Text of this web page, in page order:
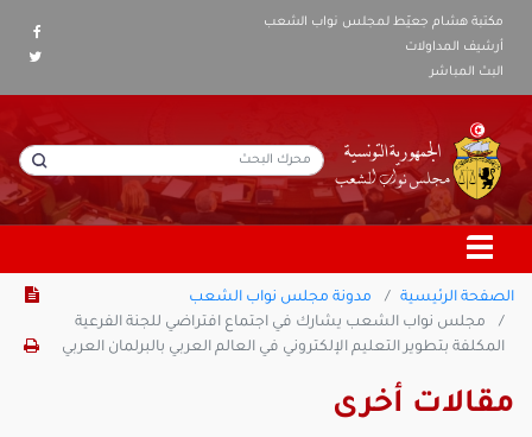
مكتبة هشام جعيّط لمجلس نواب الشعب
أرشيف المداولات
البث المباشر
الصفحة الرئيسية
مدونة مجلس نواب الشعب
مجلس نواب الشعب يشارك في اجتماع افتراضي للجنة الفرعية
المكلفة بتطوير التعليم الإلكتروني في العالم العربي بالبرلمان العربي
مقالات أخرى